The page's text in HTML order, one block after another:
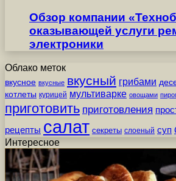
Обзор компании
оказывающей услуги
электроники
Облако меток
вкусное вкусные вкусный грибами
котлеты курицей мультиварке овощами
приготовить приготовления
рецепты салат секреты слоеный суп
Интересное